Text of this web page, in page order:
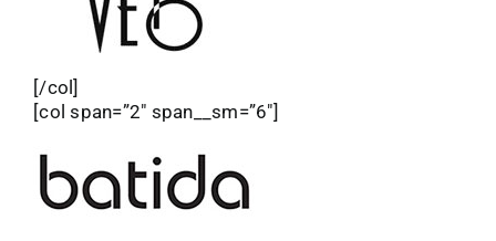
[/col]
[col span=”2″ span__sm=”6″]